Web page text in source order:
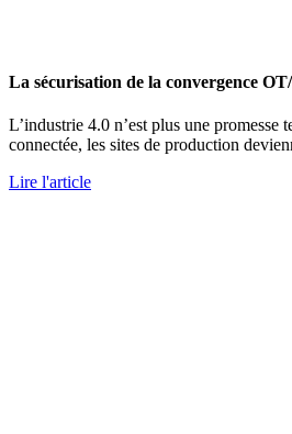
La sécurisation de la convergence
L’industrie 4.0 n’est plus une
connectée, les sites de production
Lire l'article